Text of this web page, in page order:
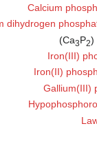
Calcium
dihydrogen
(Ca
3P2
)
Iron(III)
Iron(II)
Gallium(III)